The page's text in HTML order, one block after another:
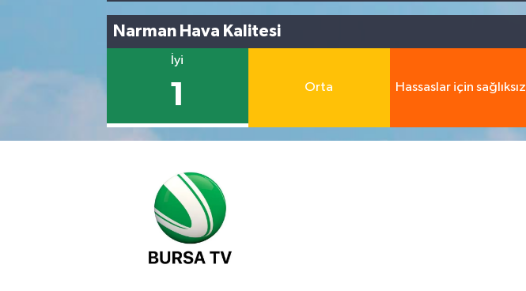
Narman Hava Kalitesi
İyi
1 Orta Hassaslar için sağlıksız